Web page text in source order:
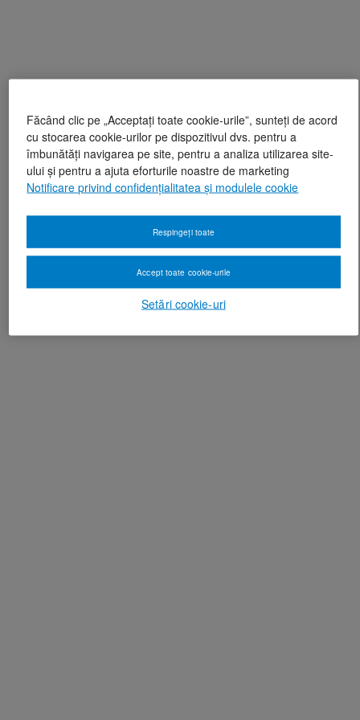
Făcând clic pe „Acceptați toate cookie-urile”, sunteți de acord
cu stocarea cookie-urilor pe dispozitivul dvs. pentru a
îmbunătăți navigarea pe site, pentru a analiza utilizarea site-
ului și pentru a ajuta eforturile noastre de marketing
Notificare privind confidențialitatea și modulele cookie
Setări cookie-uri
Respingeți toate
Accept toate cookie-urile